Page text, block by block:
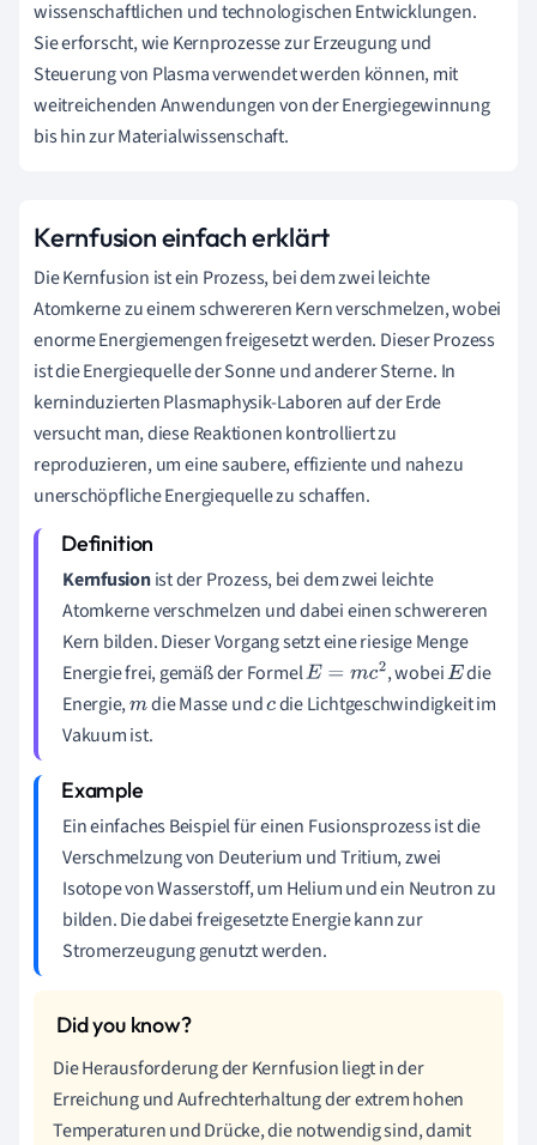
wissenschaftlichen und technologischen Entwicklungen.
Sie erforscht, wie Kernprozesse zur Erzeugung und
Steuerung von Plasma verwendet werden können, mit
weitreichenden Anwendungen von der Energiegewinnung
bis hin zur Materialwissenschaft.
Kernfusion einfach erklärt
Die Kernfusion ist ein Prozess, bei dem zwei leichte
Atomkerne zu einem schwereren Kern verschmelzen, wobei
enorme Energiemengen freigesetzt werden. Dieser Prozess
ist die Energiequelle der Sonne und anderer Sterne. In
kerninduzierten Plasmaphysik-Laboren auf der Erde
versucht man, diese Reaktionen kontrolliert zu
reproduzieren, um eine saubere, effiziente und nahezu
unerschöpfliche Energiequelle zu schaffen.
Kernfusionist der Prozess, bei dem zwei leichte
Atomkerne verschmelzen und dabei einen schwereren
Kern bilden. Dieser Vorgang setzt eine riesige Menge
Energie frei, gemäß der FormelE= mc 2 , wobeiE die
Energie,m die Masse undcdie Lichtgeschwindigkeit im
Vakuum ist.
Ein einfaches Beispiel für einen Fusionsprozess ist die
Verschmelzung von Deuterium und Tritium, zwei
Isotope von Wasserstoff, um Helium und ein Neutron zu
bilden. Die dabei freigesetzte Energie kann zur
Stromerzeugung genutzt werden.
Die Herausforderung der Kernfusion liegt in der
Erreichung und Aufrechterhaltung der extrem hohen
Temperaturen und Drücke, die notwendig sind, damit